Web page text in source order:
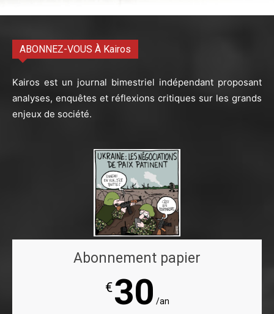
ABONNEZ-VOUS À Kairos
Kairos est un journal bimestriel indépendant proposant
analyses, enquêtes et réflexions critiques sur les grands
enjeux de société.
Abonnement papier
€30 /an